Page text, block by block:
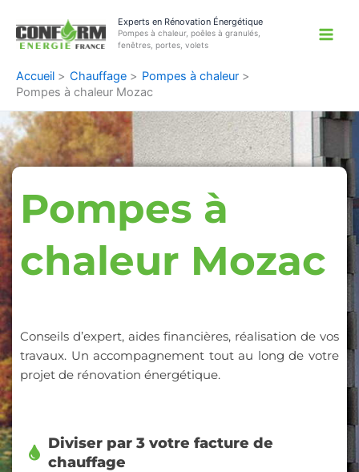
contenu
Experts en Rénovation Énergétique
Pompes à chaleur, poêles à granulés,
fenêtres, portes, volets
Accueil Chauffage
Pompes à chaleur
Pompes à chaleur Mozac
Pompes à
chaleur Mozac
Conseils d’expert, aides financières, réalisation de vos
travaux. Un accompagnement tout au long de votre
projet de rénovation énergétique.
Diviser par 3 votre facture de
chauffage